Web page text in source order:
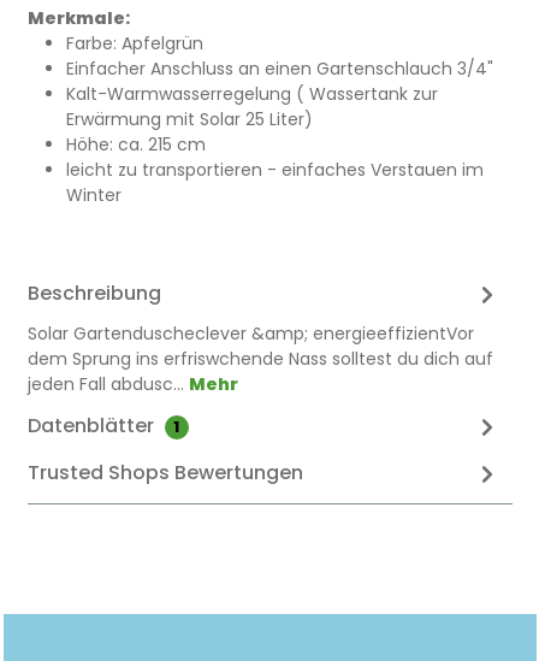
Merkmale:
Farbe: Apfelgrün
Einfacher Anschluss an einen Gartenschlauch 3/4"
Kalt-Warmwasserregelung ( Wassertank zur
Erwärmung mit Solar 25 Liter)
Höhe: ca. 215 cm
leicht zu transportieren - einfaches Verstauen im
Winter
Beschreibung
​Solar Gartenduscheclever &amp; energieeffizientVor
dem Sprung ins erfriswchende Nass solltest du dich auf
jeden Fall abdusc… Mehr
Datenblätter 1
Trusted Shops Bewertungen